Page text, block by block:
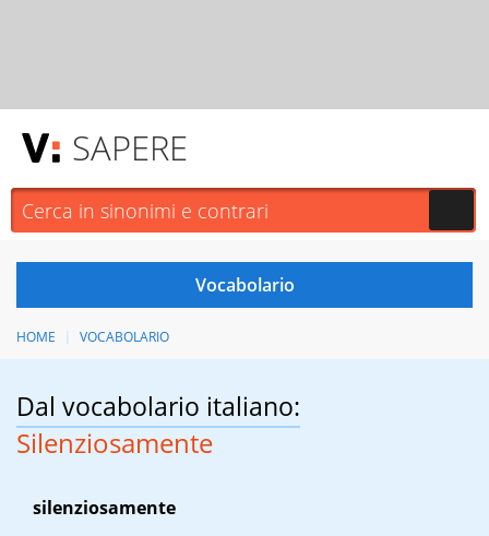
SAPERE
HOME VOCABOLARIO
Dal vocabolario italiano:
Silenziosamente
silenziosamente